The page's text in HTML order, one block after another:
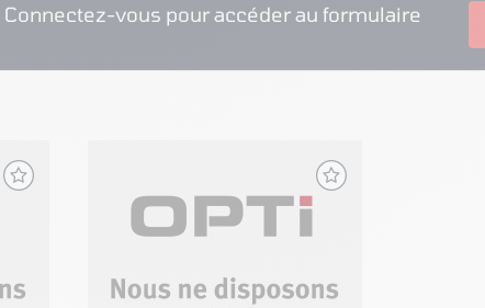
Connectez-vous pour accéder au formulaire